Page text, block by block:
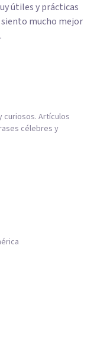
útiles y prácticas
mucho mejor
curiosos. Artículos
célebres y